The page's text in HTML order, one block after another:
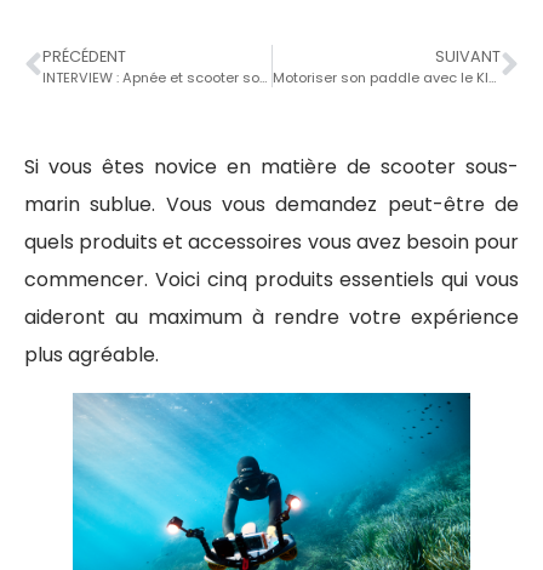
PRÉCÉDENT
INTERVIEW : Apnée et scooter sous marin
SUIVANT
Motoriser son paddle avec le KITSUP de Sublue
Si vous êtes novice en matière de scooter sous-
marin sublue. Vous vous demandez peut-être de
quels produits et accessoires vous avez besoin pour
commencer. Voici cinq produits essentiels qui vous
aideront au maximum à rendre votre expérience
plus agréable.